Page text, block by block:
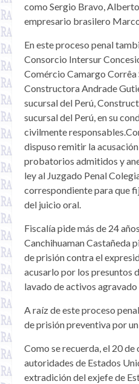
como Sergio Bravo,
empresario brasilero
En este proceso penal
Consorcio Intersur
Comércio Camargo Corrêa
Constructora Andrade
sucursal del Perú,
sucursal del Perú, en su
civilmente
dispuso remitir la
probatorios admitidos y
ley al Juzgado Penal
correspondiente para que
del juicio oral.
Fiscalía pide más de 24
Canchihuaman Castañeda
de prisión contra el
acusarlo por los presuntos
lavado de activos
A raíz de este proceso
de prisión preventiva por
Como se recuerda, el 20
autoridades de Estados
extradición del exjefe de